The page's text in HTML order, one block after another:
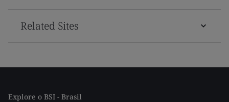
Related Sites
Explore o BSI - Brasil